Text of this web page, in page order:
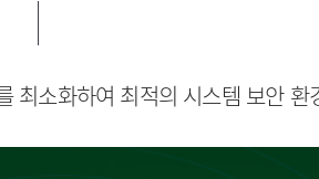
최소화하여 최적의 시스템 보안 환